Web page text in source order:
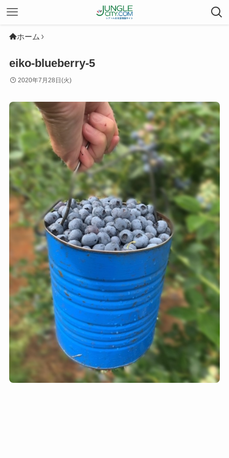
ホーム
eiko-blueberry-5
2020年7月28日(火)